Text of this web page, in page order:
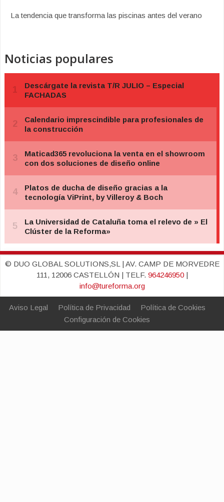
La tendencia que transforma las piscinas antes del verano
Noticias populares
© DUO GLOBAL SOLUTIONS,SL | AV. CAMP DE MORVEDRE
111, 12006 CASTELLÓN | TELF. 964246950|
info@tureforma.org
Aviso Legal Política de Privacidad
Política de Cookies
Configuración de Cookies